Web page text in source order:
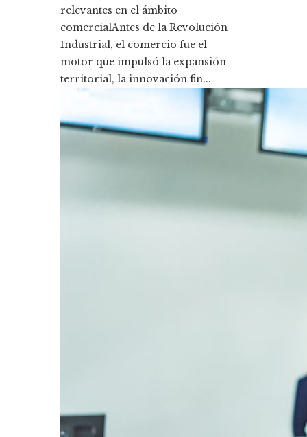
relevantes en el ámbito
comercialAntes de la Revolución
Industrial, el comercio fue el
motor que impulsó la expansión
territorial, la innovación fin...